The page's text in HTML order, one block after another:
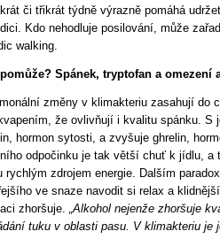
či třikrát týdně výrazně pomáhá
Kdo nehodluje posilování, může
walking.
Spánek, tryptofan a omezení
změny v klimakteriu zasahují do
že ovlivňují i kvalitu spánku. S
hormon sytosti, a zvyšuje ghrelin,
odpočinku je tak větší chuť k jídlu, a
rychlým zdrojem energie. Dalším
ve snaze navodit si relax a
zhoršuje. „Alkohol nejenže zhoršuje
tuku v oblasti pasu. V klimakteriu je